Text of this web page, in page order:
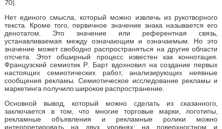
70].
Нет единого смысла, который можно извлечь из рукотворного
текста. Кроме того, первичное значение знака называется его
денотатом. Это значение или референтная связь,
устанавливаемая между означающим и означаемым. Но это
значение может свободно распространяться на другие области
отсчета. Этот обширный процесс известен как коннотация.
Французский семиотик Р. Барт вдохновил на создание первых
настоящих семиотических работ, анализирующих неявные
сообщения рекламы. Семиотическое исследование рекламы и
маркетинга получило широкое распространение.
Основной вывод, который можно сделать из сказанного,
заключается в том, что многие торговые марки, логотипы,
рекламные объявления и рекламные ролики можно
интерпретировать на двух уровнях: на поверхностном и